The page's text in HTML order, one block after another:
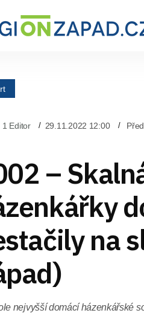
1 Editor 29.11.2022 12:00
–
na
nejvyšší domácí házenkářské